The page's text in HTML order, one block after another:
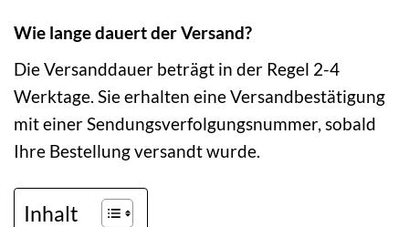
Wie lange dauert der Versand?
Die Versanddauer beträgt in der Regel 2-4
Werktage. Sie erhalten eine Versandbestätigung
mit einer Sendungsverfolgungsnummer, sobald
Ihre Bestellung versandt wurde.
Inhalt